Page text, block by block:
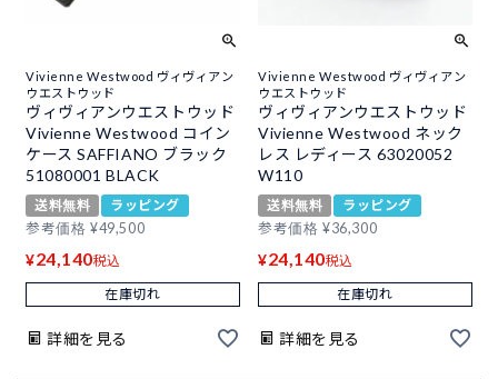
Vivienne Westwood ヴィヴィアン
ウエストウッド
ヴィヴィアンウエストウッド
Vivienne Westwood コイン
ケース SAFFIANO ブラック
51080001 BLACK
送料無料
ラッピング
参考価格 ¥49,500
¥24,140税込
在庫切れ
詳細を見る
Vivienne Westwood ヴィヴィアン
ウエストウッド
ヴィヴィアンウエストウッド
Vivienne Westwood ネック
レス レディース 63020052
W110
送料無料
ラッピング
参考価格 ¥36,300
¥24,140税込
在庫切れ
詳細を見る